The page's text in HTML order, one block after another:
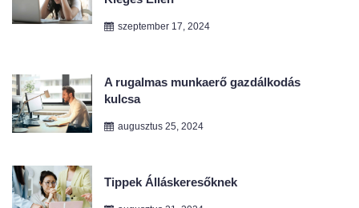
A rugalmas munkaerő gazdálkodás
Tippek Álláskeresőknek